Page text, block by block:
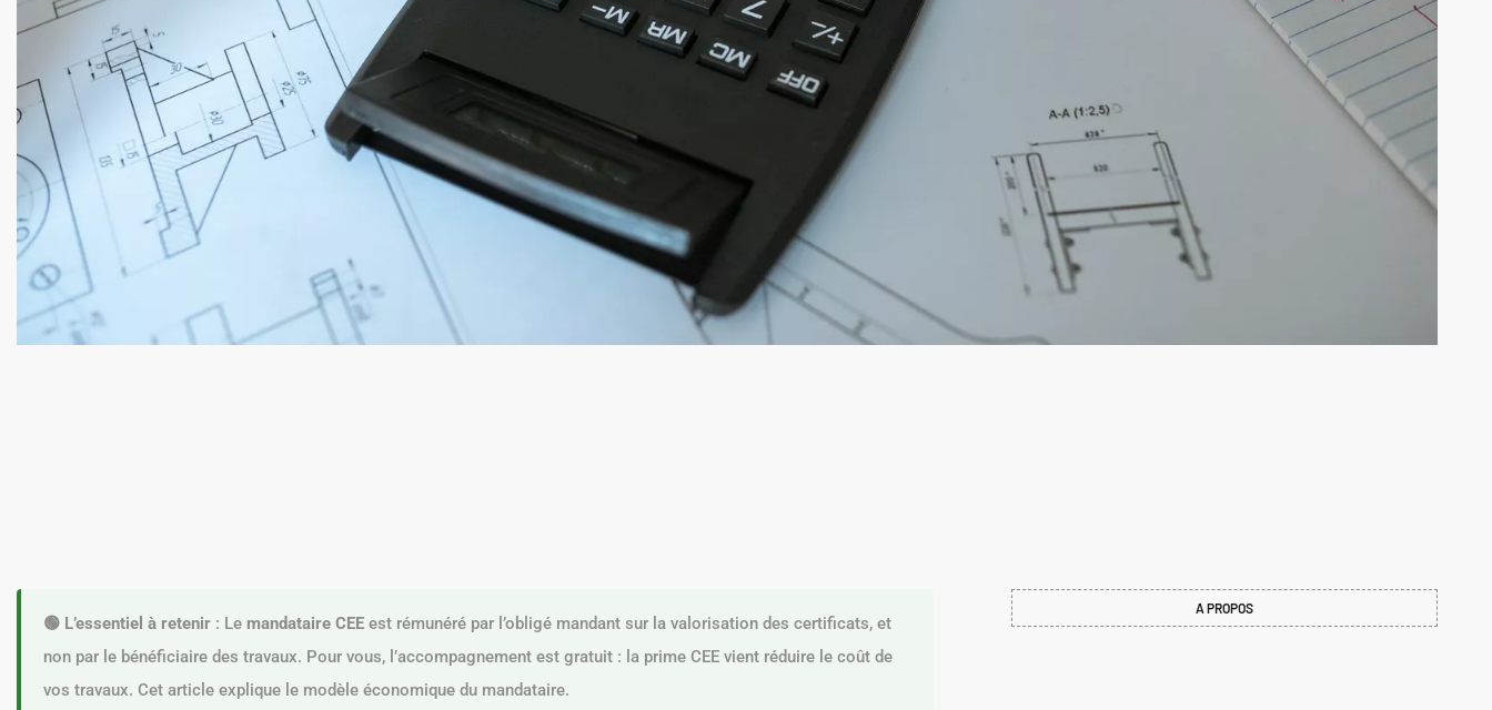
🟢 L’essentiel à retenir : Le mandataire CEE est rémunéré par l’obligé mandant sur la valorisation des certificats, et
non par le bénéficiaire des travaux. Pour vous, l’accompagnement est gratuit : la prime CEE vient réduire le coût de
vos travaux. Cet article explique le modèle économique du mandataire.
A PROPOS